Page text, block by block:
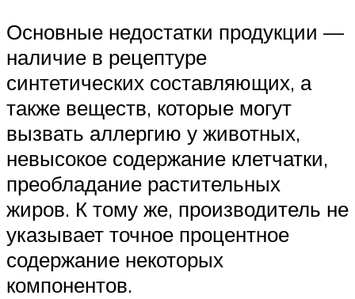
Основные недостатки продукции —
наличие в рецептуре
синтетических составляющих, а
также веществ, которые могут
вызвать аллергию у животных,
невысокое содержание клетчатки,
преобладание растительных
жиров. К тому же, производитель не
указывает точное процентное
содержание некоторых
компонентов.